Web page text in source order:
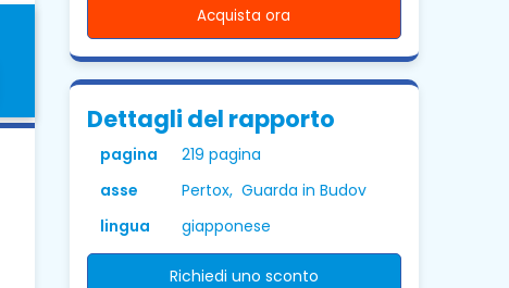
Acquista ora
Dettagli del rapporto
pagina
219 pagina
asse
Pertox, Guarda in Budov
lingua
giapponese
Richiedi uno sconto